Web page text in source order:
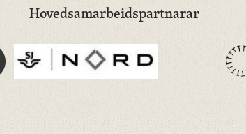
Hovedsamarbeidspartnarar